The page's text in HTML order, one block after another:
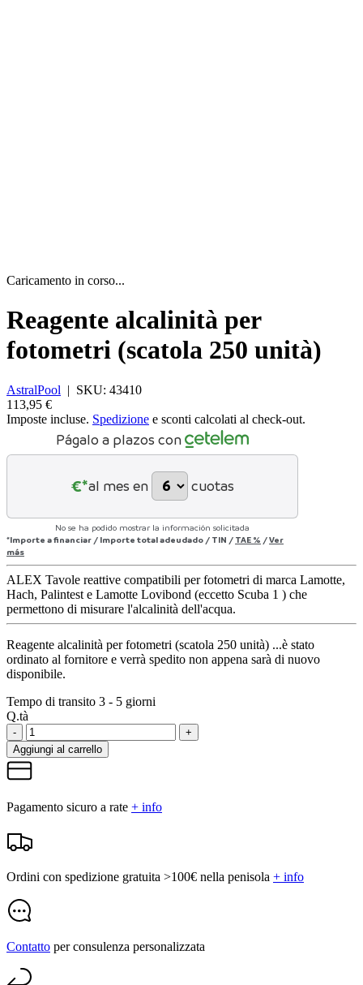
Caricamento in corso...
Reagente alcalinità per
fotometri (scatola 250 unità)
AstralPool | SKU: 43410
113,95 €
Imposte incluse. Spedizione e sconti calcolati al check-out.
Págalo a plazos con
€*al mes en cuotas
No se ha podido mostrar la información solicitada
*Importe a financiar / Importe total adeudado / TIN / TAE % /Ver
más
ALEX Tavole reattive compatibili per fotometri di marca Lamotte,
Hach, Palintest e Lamotte Lovibond (eccetto Scuba 1 ) che
permettono di misurare l'alcalinità dell'acqua.
Reagente alcalinità per fotometri (scatola 250 unità) ...è stato
ordinato al fornitore e verrà spedito non appena sarà di nuovo
disponibile.
Tempo di transito 3 - 5 giorni
Q.tà
-
+
Aggiungi al carrello
Pagamento sicuro a rate + info
Ordini con spedizione gratuita >100€ nella penisola + info
Contatto per consulenza personalizzata